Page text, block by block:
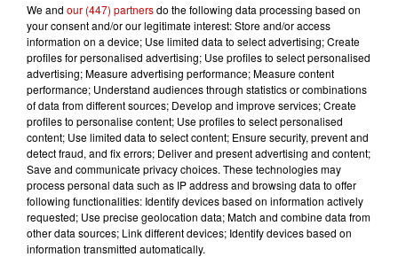
Gagnez vos entrées pour le
Musée du Sport Automobile au
Mans !
Alouette vous invite à
Futuroscope Xperiences !
We and our (447) partnersdo the following data processing based on
your consent and/or our legitimate interest: Store and/or access
information on a device; Use limited data to select advertising; Create
profiles for personalised advertising; Use profiles to select personalised
advertising; Measure advertising performance; Measure content
performance; Understand audiences through statistics or combinations
of data from different sources; Develop and improve services; Create
profiles to personalise content; Use profiles to select personalised
content; Use limited data to select content; Ensure security, prevent and
detect fraud, and fix errors; Deliver and present advertising and content;
Save and communicate privacy choices. These technologies may
process personal data such as IP address and browsing data to offer
following functionalities: Identify devices based on information actively
requested; Use precise geolocation data; Match and combine data from
other data sources; Link different devices; Identify devices based on
information transmitted automatically.